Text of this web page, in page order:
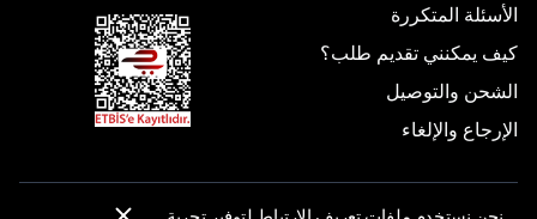
الأسئلة المتكررة
كيف يمكنني تقديم طلب؟
الشحن والتوصيل
الإرجاع والإلغاء